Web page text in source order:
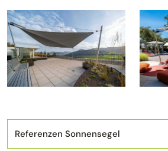
Referenzen Sonnensegel